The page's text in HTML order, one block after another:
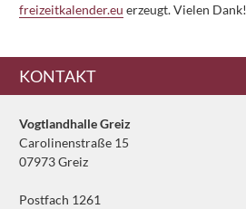
freizeitkalender.eu erzeugt. Vielen Dank!
Ergänzendes
KONTAKT
Vogtlandhalle Greiz
Carolinenstraße 15
07973 Greiz
Postfach 1261